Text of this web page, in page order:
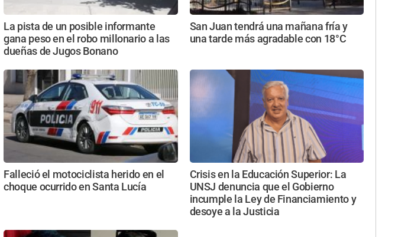
La pista de un posible informante
gana peso en el robo millonario a las
dueñas de Jugos Bonano
San Juan tendrá una mañana fría y
una tarde más agradable con 18°C
Falleció el motociclista herido en el
choque ocurrido en Santa Lucía
Crisis en la Educación Superior: La
UNSJ denuncia que el Gobierno
incumple la Ley de Financiamiento y
desoye a la Justicia